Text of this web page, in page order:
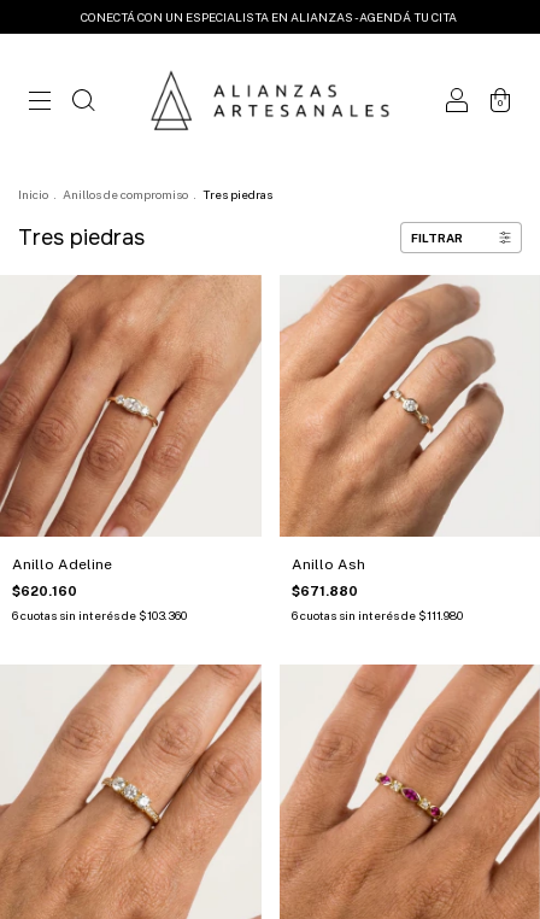
CONECTÁ CON UN ESPECIALISTA EN ALIANZAS - AGENDÁ TU CITA
0
Inicio Anillos de compromiso Tres piedras
Tres piedras FILTRAR
Anillo Adeline
$620.160
6cuotas sin interés de $103.360
Anillo Ash
$671.880
6 cuotas sin interés de $111.980